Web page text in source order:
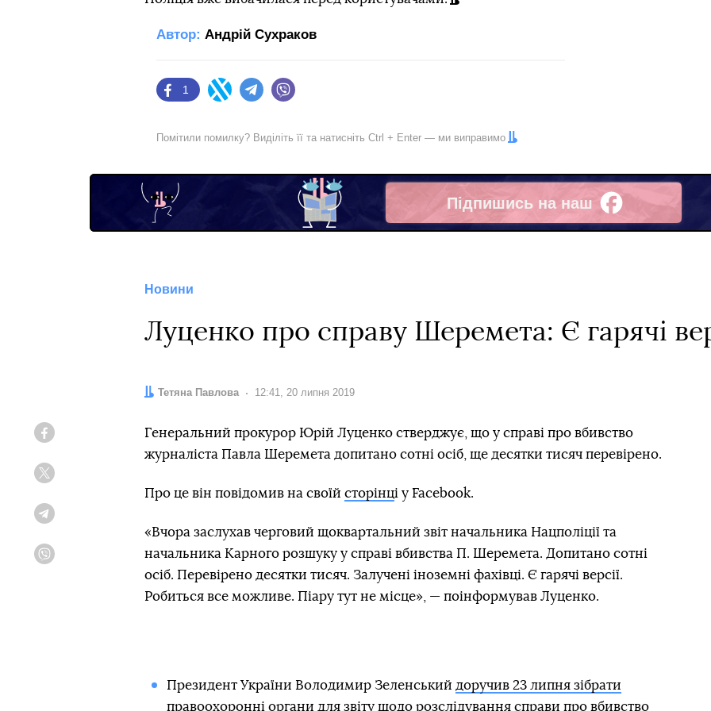
Автор: Андрій Сухраков
Facebook
1
Twitter Telegram
Помітили помилку? Виділіть її та натисніть Ctrl + Enter — ми виправимо
Підпишись на наш
Facebook
Новини
Луценко про справу Шеремета: Є гарячі
Автор:
Тетяна Павлова Дата:
12:41, 20 липня 2019
Генеральний прокурор Юрій Луценко стверджує, що у справі про вбивство
журналіста Павла Шеремета допитано сотні осіб, ще десятки тисяч перевірено.
Про це він повідомив на своїй сторінці у Facebook.
«Вчора заслухав черговий щоквартальний звіт начальника Нацполіції та
начальника Карного розшуку у справі вбивства П. Шеремета. Допитано сотні
осіб. Перевірено десятки тисяч. Залучені іноземні фахівці. Є гарячі версії.
Робиться все можливе. Піару тут не місце», — поінформував Луценко.
Президент України Володимир Зеленський доручив 23 липня зібрати
правоохоронні органи для звітущодо розслідування справи про вбивство